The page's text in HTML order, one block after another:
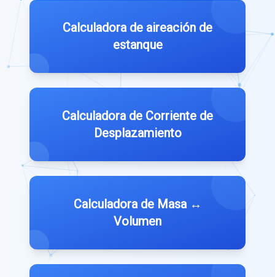
Calculadora de aireación de
estanque
Calculadora de Corriente de
Desplazamiento
Calculadora de Masa ↔
Volumen